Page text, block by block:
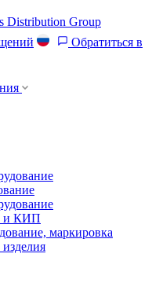
Distribution Group
Обратиться в
и КИП
маркировка